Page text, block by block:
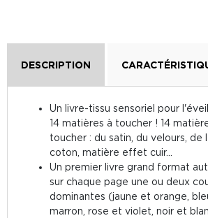
DESCRIPTION
Un livre-tissu sensoriel pour
14 matières à toucher ! 14
toucher : du satin, du velours, de
coton, matière effet cuir…
Un premier livre grand format
sur chaque page une ou deux
dominantes (jaune et orange,
marron, rose et violet, noir et